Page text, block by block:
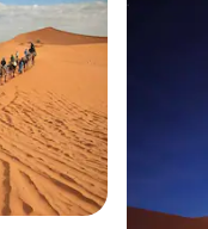
hóspedes